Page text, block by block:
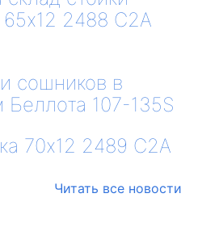
65х12 2488 С2А
сошников в
107-135S
70х12 2489 С2А
Читать все новости